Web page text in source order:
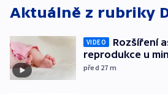
Aktuálně z rubriky
VIDEO
Rozšíření
reprodukce u
před 27 m